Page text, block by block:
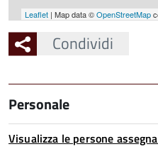
Leaflet | Map data ©OpenStreetMap
Condividi
Personale
Visualizza le persone